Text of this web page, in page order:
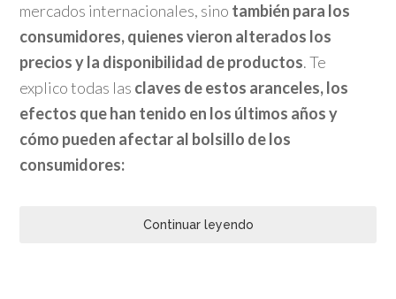
mercados internacionales, sino también para los
consumidores, quienes vieron alterados los
precios y la disponibilidad de productos. Te
explico todas las claves de estos aranceles, los
efectos que han tenido en los últimos años y
cómo pueden afectar al bolsillo de los
consumidores:
Continuar leyendo